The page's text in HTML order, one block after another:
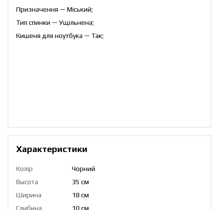
Призначення — Міський;
Тип спинки — Ущільнена;
Кишеня для ноутбука — Так;
Характеристики
Колір
Чорний
Высота
35 см
Ширина
18 см
Глибина
10 см